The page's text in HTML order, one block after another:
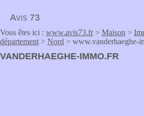
Avis 73
Vous êtes ici : www.avis73.fr> Maison >
département > Nord > www.vanderhaeghe-
VANDERHAEGHE-IMMO.FR